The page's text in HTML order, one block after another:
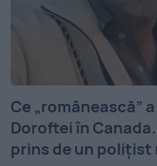
Ce „românească”
Doroftei în
prins de un polițist